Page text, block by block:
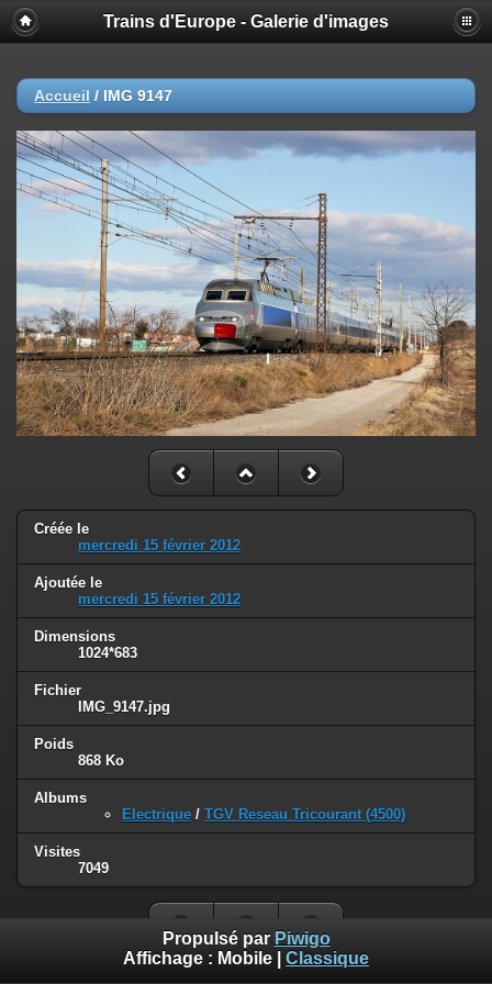
Trains d'Europe - Galerie d'images
Accueil / IMG 9147
Créée le
mercredi 15 février 2012
Ajoutée le
mercredi 15 février 2012
Dimensions
1024*683
Fichier
IMG_9147.jpg
Poids
868 Ko
Albums
Electrique / TGV Reseau Tricourant (4500)
Visites
7049
Propulsé par Piwigo
Affichage : Mobile Classique